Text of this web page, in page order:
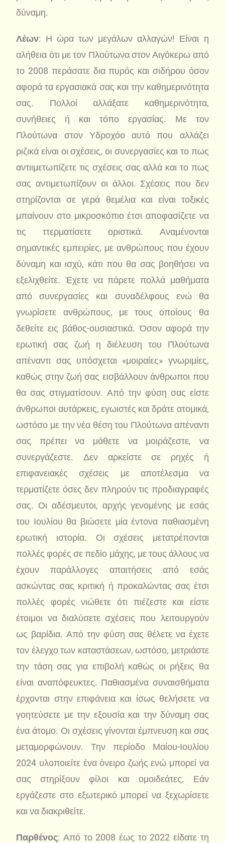
δύναμη.
Λέων: Η ώρα των μεγάλων αλλαγών! Είναι η
αλήθεια ότι με τον Πλούτωνα στον Αιγόκερω από
το 2008 περάσατε δια πυρός και σιδήρου όσον
αφορά τα εργασιακά σας και την καθημερινότητα
σας. Πολλοί αλλάξατε καθημερινότητα,
συνήθειες ή και τόπο εργασίας. Με τον
Πλούτωνα στον Υδροχόο αυτό που αλλάζει
ριζικά είναι οι σχέσεις, οι συνεργασίες και το πως
αντιιμετωπίζετε τις σχέσεις σας αλλά και το πως
σας αντιμετωπίζουν οι άλλοι. Σχέσεις που δεν
στηρίζονται σε γερά θεμέλια και είναι τοξικές
μπαίνουν στο μικροσκόπιο έτσι αποφασίζετε να
τις ττερματίσετε οριστικά. Αναμένονται
σημαντικές εμπειρίες, με ανθρώπους που έχουν
δύναμη και ισχύ, κάτι που θα σας βοηθήσει να
εξελιχθείτε. Έχετε να πάρετε πολλά μαθήματα
από συνεργασίες και συναδέλφους ενώ θα
γνωρίσετε ανθρώπους, με τους οποίους θα
δεθείτε εις βάθος-ουσιαστικά. Όσον αφορά την
ερωτική σας ζωή η διέλευση του Πλούτωνα
απέναντι σας υπόσχεται «μοιραίες» γνωριμίες,
καθώς στην ζωή σας εισβάλλουν άνθρωποι που
θα σας στιγματίσουν. Από την φύση σας είστε
άνθρωποι αυτάρκεις, εγωιστές και δράτε ατομικά,
ωστόσο με την νέα θέση του Πλούτωνα απέναντι
σας πρέπει να μάθετε να μοιράζεστε, να
συνεργάζεστε. Δεν αρκείστε σε ρηχές ή
επιφανειακές σχέσεις με αποτέλεσμα να
τερματίζετε όσες δεν πληρούν τις προδιαγραφές
σας. Οι αδέσμευτοι, αρχής γενομένης με εσάς
του Ιουλίου θα βιώσετε μία έντονα παθιασμένη
ερωτική ιστορία. Οι σχέσεις μετατρέπονται
πολλές φορές σε πεδίο μάχης, με τους άλλους να
έχουν παράλλογες απαιτήσεις από εσάς
ασκώντας σας κριτική ή προκαλώντας σας έτσι
πολλές φορές νιώθετε ότι πιέζεστε και είστε
έτοιμοι να διαλύσετε σχέσεις που λειτουργούν
ως βαρίδια. Από την φύση σας θέλετε να έχετε
τον έλεγχο των καταστάσεων, ωστόσο, μετριάστε
την τάση σας για επιβολή καθώς οι ρήξεις θα
είναι αναπόφευκτες. Παθιασμένα συναισθήματα
έρχονται στην επιφάνεια και ίσως θελήσετε να
γοητεύσετε με την εξουσία και την δύναμη σας
ένα άτομο. Οι σχέσεις γίνονται έμπνευση και σας
μεταμορφώνουν. Την περίοδο Μαίου-Ιουλίου
2024 υλοποιείτε ένα όνειρο ζωής ενώ μπορεί να
σας στηρίξουν φίλοι και ομοιδεάτες. Εάν
εργάζεστε στο εξωτερικό μπορεί να ξεχωρίσετε
και να διακριθείτε.
Παρθένος: Από το 2008 έως το 2022 είδατε τη